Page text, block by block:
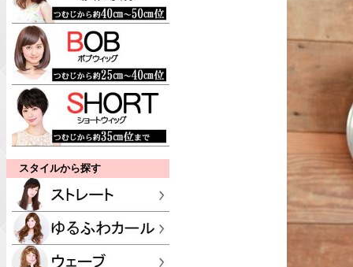
スタイルから探す